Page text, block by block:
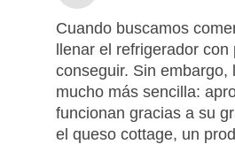
Cuando buscamos
llenar el refrigerador
conseguir. Sin
mucho más sencilla:
funcionan gracias a su
el queso cottage, un